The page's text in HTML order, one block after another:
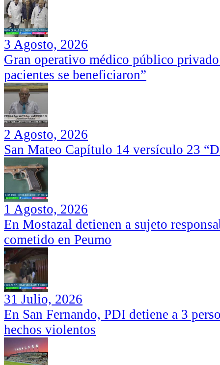
3 Agosto, 2026
Gran operativo médico público
pacientes se beneficiaron”
2 Agosto, 2026
San Mateo Capítulo 14 versículo 23
1 Agosto, 2026
En Mostazal detienen a sujeto
cometido en Peumo
31 Julio, 2026
En San Fernando, PDI detiene a 3
hechos violentos